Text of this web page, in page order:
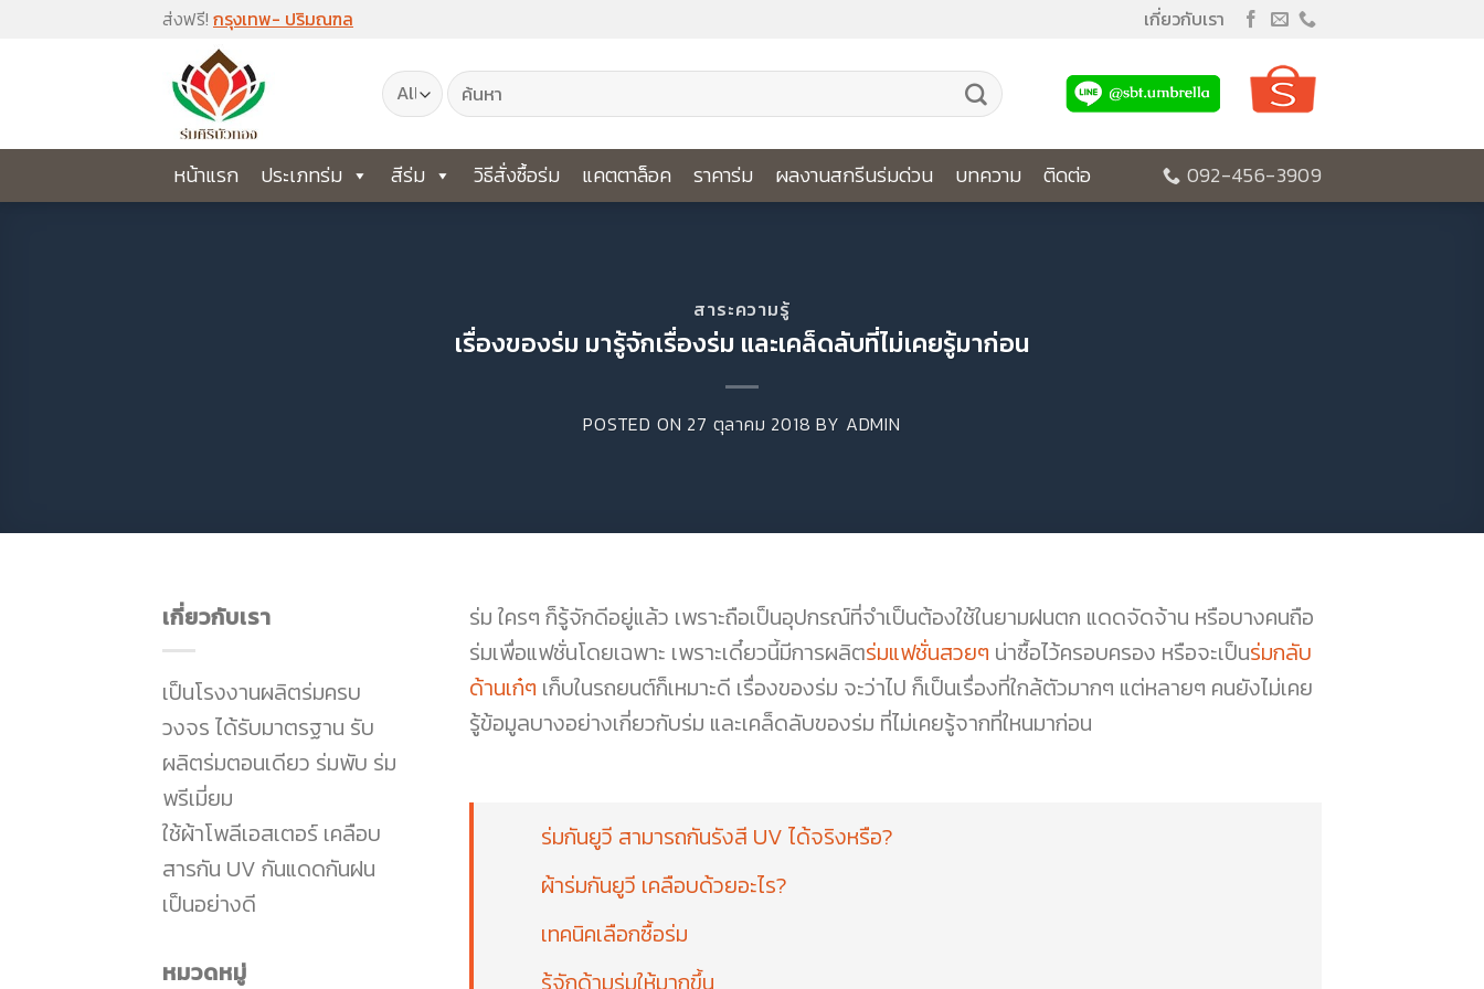
ส่งฟรี! กรุงเทพ- ปริมณฑล เกี่ยวกับเรา
ค้นหา:
หน้าแรก ประเภทร่ม สีร่ม วิธีสั่งซื้อร่ม แคตตาล็อค ราคาร่ม ผลงานสกรีนร่มด่วน บทความ ติดต่อ 092-456-3909
สาระความรู้
เรื่องของร่ม มารู้จักเรื่องร่ม และเคล็ดลับที่ไม่เคยรู้มาก่อน
POSTED ON 27 ตุลาคม 2018 BY ADMIN
เกี่ยวกับเรา
เป็นโรงงานผลิตร่มครบ
วงจร ได้รับมาตรฐาน รับ
ผลิตร่มตอนเดียว ร่มพับ ร่ม
พรีเมี่ยม
ใช้ผ้าโพลีเอสเตอร์ เคลือบ
สารกัน UV กันแดดกันฝน
เป็นอย่างดี
หมวดหมู่
ร่ม ใครๆ ก็รู้จักดีอยู่แล้ว เพราะถือเป็นอุปกรณ์ที่จำเป็นต้องใช้ในยามฝนตก แดดจัดจ้าน หรือบางคนถือ
ร่มเพื่อแฟชั่นโดยเฉพาะ เพราะเดี๋ยวนี้มีการผลิตร่มแฟชั่นสวยๆ น่าซื้อไว้ครอบครอง หรือจะเป็นร่มกลับ
ด้านเก๋ๆ เก็บในรถยนต์ก็เหมาะดี เรื่องของร่ม จะว่าไป ก็เป็นเรื่องที่ใกล้ตัวมากๆ แต่หลายๆ คนยังไม่เคย
รู้ข้อมูลบางอย่างเกี่ยวกับร่ม และเคล็ดลับของร่ม ที่ไม่เคยรู้จากที่ใหนมาก่อน
ร่มกันยูวี สามารถกันรังสี UV ได้จริงหรือ?
ผ้าร่มกันยูวี เคลือบด้วยอะไร?
เทคนิคเลือกซื้อร่ม
รู้จักด้ามร่มให้มากขึ้น